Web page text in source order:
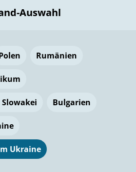
Auswahl
Rumänien
Bulgarien
Ukraine